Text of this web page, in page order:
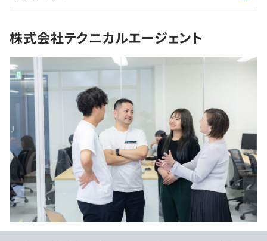
転職成功ガイド
転職エージェント
インタビュー
転職成功ガイド
新卒就活
求人検索
インターン
新卒エージェント
イベント・セミナー
インタビュー
学習
問題集
4択課題
ナレッジ
リファレンス
プラン
スキルチェック
プログラミング言語
評価結果一覧
再チャレンジ結果一覧
ゲーム・マンガ
Tech Team Journal
paiza times
note
paizaとは？
株式会社テクニカルエージェント